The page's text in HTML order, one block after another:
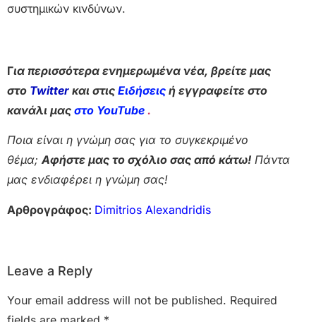
συστημικών κινδύνων.
Για περισσότερα ενημερωμένα νέα, βρείτε μας
στο Twitter και στις Ειδήσεις ή εγγραφείτε στο
κανάλι μας στο YouTube .
Ποια είναι η γνώμη σας για το συγκεκριμένο
θέμα;Αφήστε μας το σχόλιο σας από κάτω! Πάντα
μας ενδιαφέρει η γνώμη σας!
Αρθρογράφος: Dimitrios Alexandridis
Leave a Reply
Your email address will not be published. Required